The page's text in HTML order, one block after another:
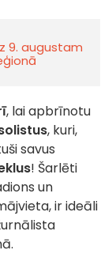
9. augustam
, lai apbrīnotu
, kuri,
savus
! Šarlēti
un
ir ideāli